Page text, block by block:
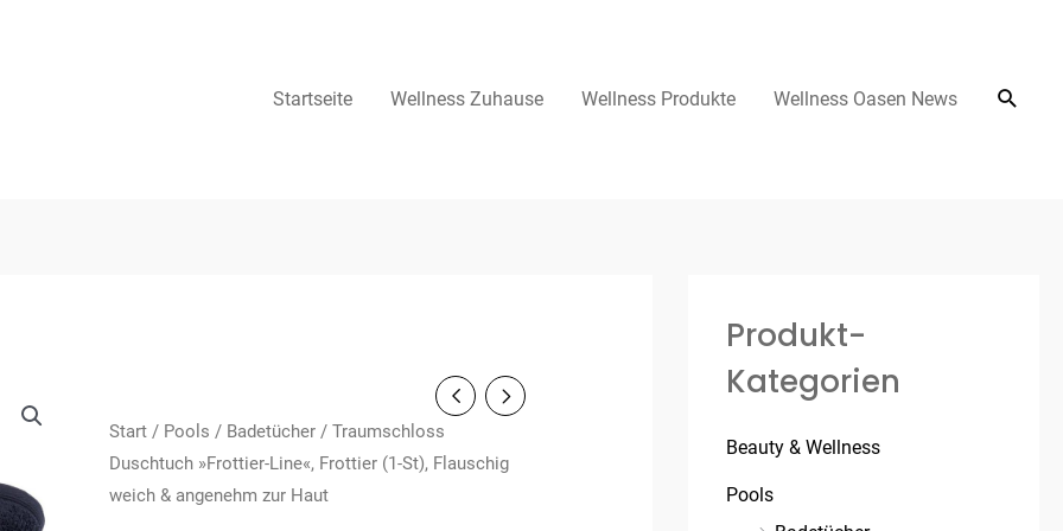
Startseite Wellness Zuhause Wellness Produkte Wellness Oasen News
Start/ Pools / Badetücher/ Traumschloss
Duschtuch »Frottier-Line«, Frottier (1-St), Flauschig
weich & angenehm zur Haut
Produkt-
Kategorien
Beauty & Wellness
Pools